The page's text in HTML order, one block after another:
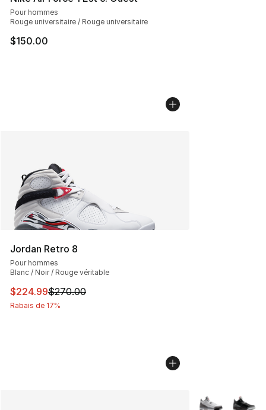
Pour hommes
Rouge universitaire / Rouge universitaire
$150.00
Jordan Retro 8
Pour hommes
Blanc / Noir / Rouge véritable
Cet article est en solde. Le prix est passé de $270.00 à
$224.99$270.00
Rabais de 17%
Plus de